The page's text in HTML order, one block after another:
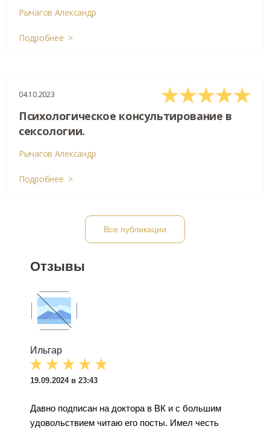
Рычагов Александр
Подробнее >
04.10.2023
Психологическое консультирование в
сексологии.
Рычагов Александр
Подробнее >
Все публикации
Отзывы
Ильгар
19.09.2024 в 23:43
Давно подписан на доктора в ВК и с большим
удовольствием читаю его посты. Имел честь